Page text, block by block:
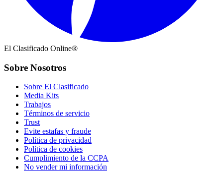
El Clasificado Online®
Sobre Nosotros
Sobre El Clasificado
Media Kits
Trabajos
Términos de servicio
Trust
Evite estafas y fraude
Política de privacidad
Política de cookies
Cumplimiento de la CCPA
No vender mi información